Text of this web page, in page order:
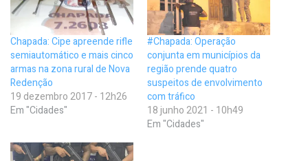
Chapada: Cipe apreende rifle
semiautomático e mais cinco
armas na zona rural de Nova
Redenção
19 dezembro 2017 - 12h26
Em "Cidades"
#Chapada: Operação
conjunta em municípios da
região prende quatro
suspeitos de envolvimento
com tráfico
18 junho 2021 - 10h49
Em "Cidades"